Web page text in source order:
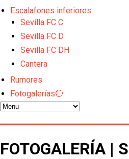
Escalafones inferiores
Sevilla FC C
Sevilla FC D
Sevilla FC DH
Cantera
Rumores
Fotogalerías🔴
FOTOGALERÍA